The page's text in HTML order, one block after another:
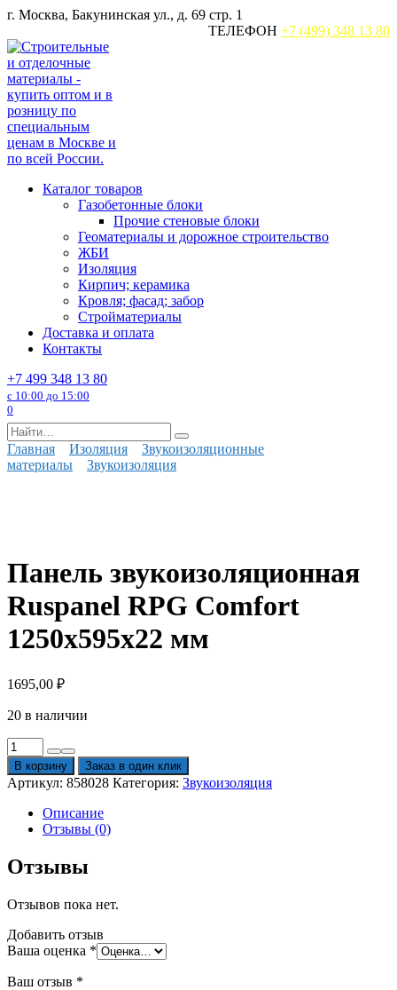
Перейти
содержанию
г. Москва, Бакунинская ул., д. 69 стр. 1
ТЕЛЕФОН +7 (499) 348 13 80
Каталог товаров
Газобетонные блоки
Прочие стеновые блоки
Геоматериалы и дорожное строительство
ЖБИ
Изоляция
Кирпич; керамика
Кровля; фасад; забор
Стройматериалы
Доставка и оплата
Контакты
+7 499 348 13 80
с 10:00 до 15:00
0
Search
for:
Главная Изоляция
Звукоизоляционные
материалы
Звукоизоляция
Панель звукоизоляционная
Ruspanel RPG Comfort
1250х595х22 мм
1695,00 ₽
20 в наличии
Количество
товара
Панель
звукоизоляционная
Ruspanel
RPG
Comfort
1250х595х22
мм
В корзину Заказ в один клик
Артикул: 858028 Категория: Звукоизоляция
Описание
Отзывы (0)
Отзывы
Отзывов пока нет.
Добавить отзыв
Ваша оценка *
Ваш отзыв *